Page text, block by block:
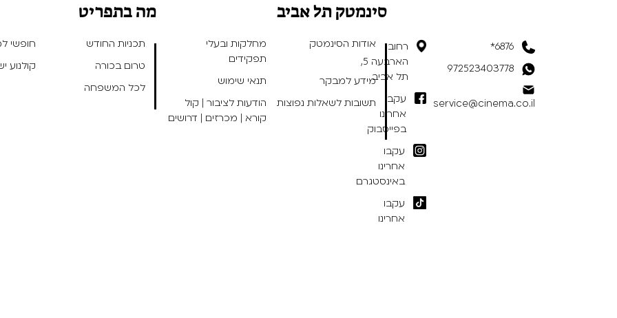
6876*
972523403778
service@cinema.co.il
רחוב
הארבעה 5,
תל אביב
עקבו
אחרינו
בפייסבוק
עקבו
אחרינו
באינסטגרם
עקבו
אחרינו
סינמטק תל אביב
אודות הסינמטק
מחלקות ובעלי
תפקידים
מידע למבקר
תנאי שימוש
תשובות לשאלות נפוצות
הודעות לציבור | קול
קורא | מכרזים | דרושים
מה בתפריט
תכניות החודש
חופשי
טרום בכורה
קולנוע
לכל המשפחה